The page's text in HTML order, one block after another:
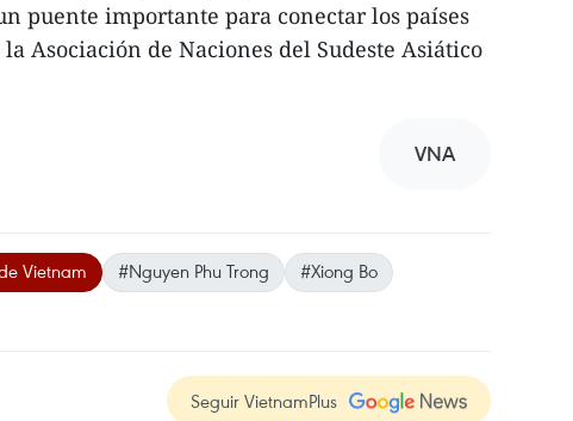
puente importante para conectar los países
Asociación de Naciones del Sudeste Asiático
VNA
Vietnam #Nguyen Phu Trong
#Xiong Bo
Seguir VietnamPlus